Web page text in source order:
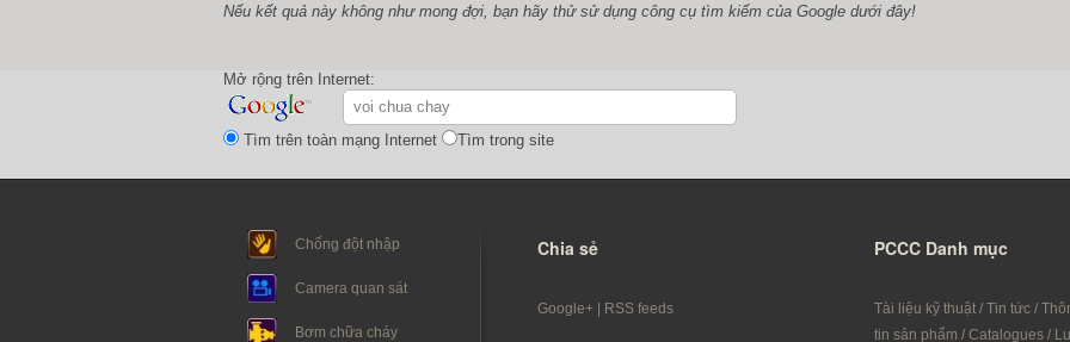
Nếu kết quả này không như mong đợi, bạn hãy thử sử dụng công cụ tìm kiếm của Google dưới đây!
Mở rộng trên Internet:
Tìm trên toàn mạng Internet
Tìm trong site
Chống đột nhập
Camera quan sát
Bơm chữa cháy
Chia sẻ
Google+ RSS feeds
PCCC Danh mục
Tài liệu kỹ thuật / Tin tức /
tin sản phẩm / Catalogues /